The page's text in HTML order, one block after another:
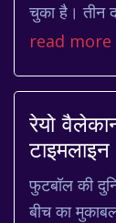
चुका है। तीन
अपनी फिल्मों
read more
रेयो
टाइमलाइन
फुटबॉल की
बीच का